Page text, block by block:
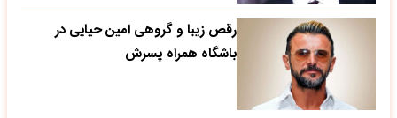
رقص زیبا و گروهی امین حیایی در
باشگاه همراه پسرش